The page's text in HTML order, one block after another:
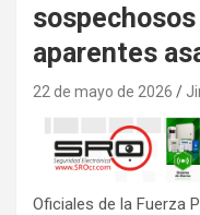
aparentes
22 de mayo de 2026
Oficiales de la Fuerza